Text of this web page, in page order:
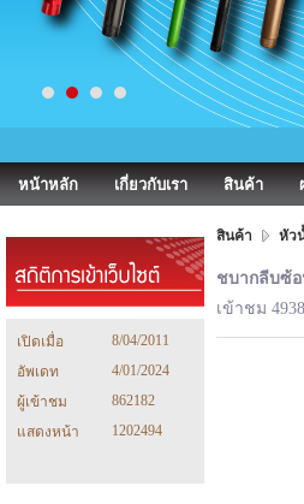
หน้าหลัก เกี่ยวกับเรา สินค้า
เปิดเมื่อ
8/04/2011
อัพเดท
4/01/2024
ผู้เข้าชม
862182
แสดงหน้า
1202494
สินค้า หัว
ชบากลีบซ้อ
เข้าชม 4938